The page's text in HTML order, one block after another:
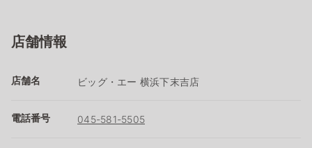
店舗情報
店舗名 ビッグ・エー 横浜下末吉店
電話番号 045-581-5505